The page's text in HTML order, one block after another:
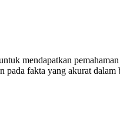
mendapatkan
fakta yang akurat